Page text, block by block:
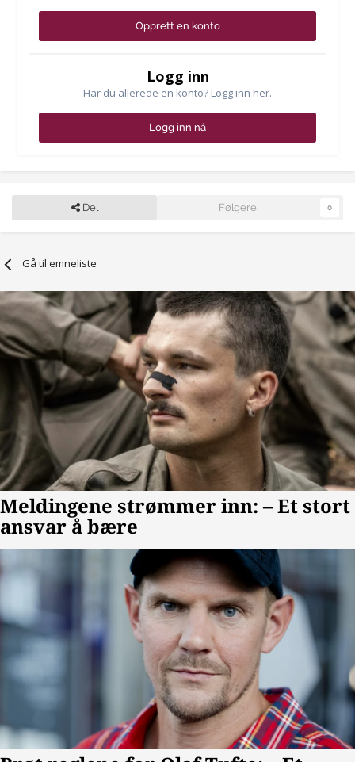
Opprett en konto
Logg inn
Har du allerede en konto? Logg inn her.
Logg inn nå
Del Følgere 0
Gå til emneliste